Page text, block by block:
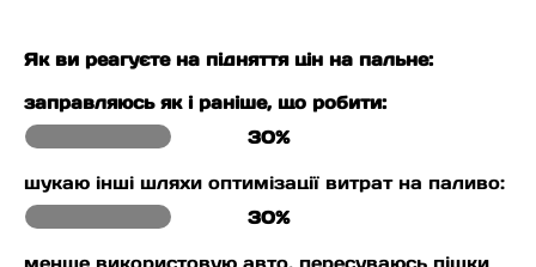
Як ви реагуєте на підняття цін на пальне:
заправляюсь як і раніше, що робити:
30%
шукаю інші шляхи оптимізації витрат на паливо:
30%